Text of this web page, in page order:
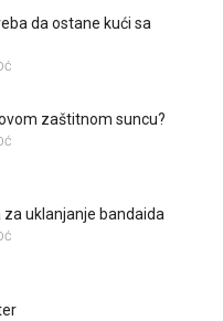
da ostane kući sa
zaštitnom suncu?
za uklanjanje bandaida